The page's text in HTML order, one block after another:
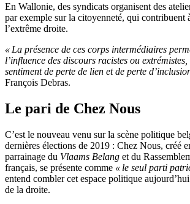
En Wallonie, des syndicats organisent des
par exemple sur la citoyenneté, qui contribuent
l’extrême droite.
« La présence de ces corps intermédiaires
l’influence des discours racistes ou
sentiment de perte de lien et de perte
François Debras.
Le pari de Chez Nous
C’est le nouveau venu sur la scène politique
dernières élections de 2019 : Chez Nous, créé
parrainage du Vlaams Belang et du
français, se présente comme « le seul parti
entend combler cet espace politique
de la droite.